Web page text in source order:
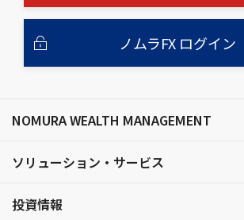
ノムラFX ログイン
NOMURA WEALTH MANAGEMENT
ソリューション・サービス
投資情報